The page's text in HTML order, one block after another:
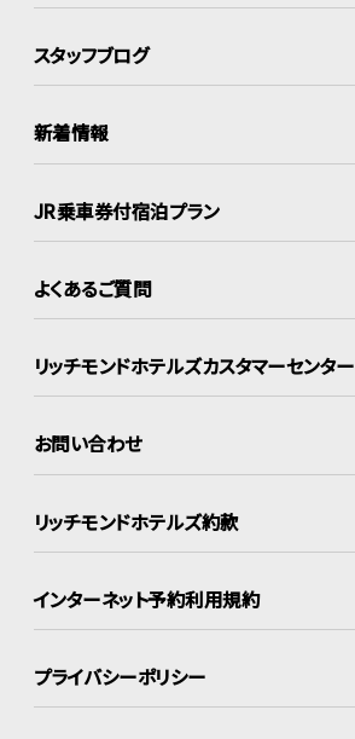
スタッフブログ
新着情報
JR乗車券付宿泊プラン
よくあるご質問
リッチモンドホテルズカスタマーセンター
お問い合わせ
リッチモンドホテルズ約款
インターネット予約利用規約
プライバシーポリシー